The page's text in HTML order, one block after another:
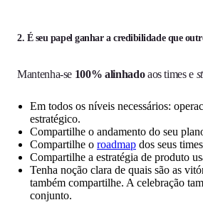
2. É seu papel ganhar a credibilidade que
Mantenha-se 100% alinhadoaos times e
Em todos os níveis necessários:
estratégico.
Compartilhe o andamento do seu
Compartilhe o roadmap dos seus
Compartilhe a estratégia de produto
Tenha noção clara de quais são as
também compartilhe. A celebração
conjunto.